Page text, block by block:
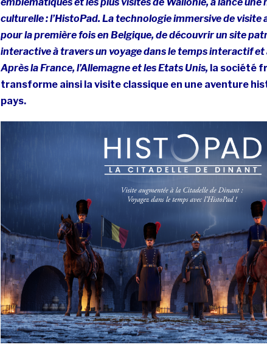
culturelle : l’HistoPad. La technologie immersive de visite
pour la première fois en Belgique, de découvrir un site
interactive à travers un voyage dans le temps interactif et
Après la France, l’Allemagne et les Etats Unis, la société
transforme ainsi la visite classique en une aventure
pays.